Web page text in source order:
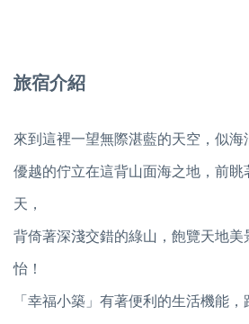
旅宿介紹
來到這裡一望無際湛藍的天空，似海
優越的佇立在這背山面海之地，前眺
天，
背倚著深淺交錯的綠山，飽覽天地美
怡！
「幸福小築」有著便利的生活機能